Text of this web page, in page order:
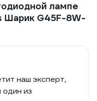
лампе
Шарик G45F-8W-
наш эксперт,
из